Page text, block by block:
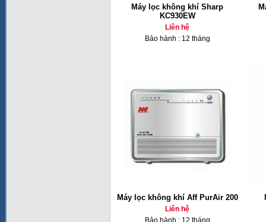
Máy lọc không khí Sharp
KC930EW
Liên hệ
Bảo hành : 12 tháng
Máy lọc không khí Aff PurAir 200
Liên hệ
Bảo hành : 12 tháng